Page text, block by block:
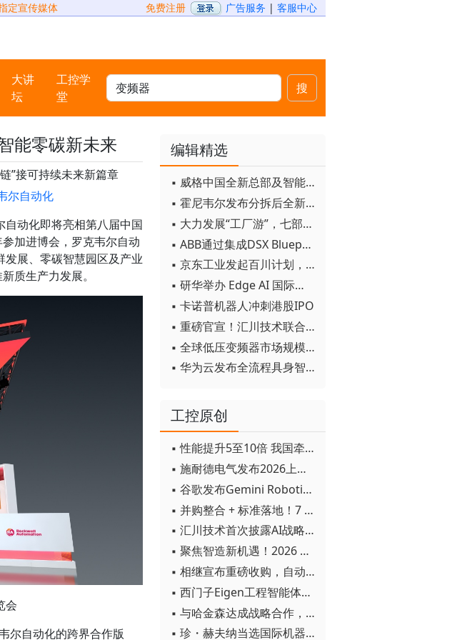
定宣传媒体 免费注册 广告服务 | 客服中心
大讲
坛
工控学
堂
搜
能零碳新未来
”接可持续未来新篇章
尔自动化
动化即将亮相第八届中国
加进博会，罗克韦尔自动
展、零碳智慧园区及产业
质生产力发展。
会
尔自动化的跨界合作版
编辑精选
▪ 威格中国全新总部及智能工厂启用
▪ 霍尼韦尔发布分拆后全新品牌：霍尼韦尔科技与霍尼韦尔航空航天
▪ 大力发展“工厂游”，七部门联合发文！
▪ ABB通过集成DSX Blueprint AI基础设施，扩大与英伟达的合作
▪ 京东工业发起百川计划， 构建工业大模型新生态
▪ 研华举办 Edge AI 国际论坛
▪ 卡诺普机器人冲刺港股IPO
▪ 重磅官宣！汇川技术联合发起 D12 联盟，开创产教融合新范式
▪ 全球低压变频器市场规模2030年将超170亿美元
▪ 华为云发布全流程具身智能开发平台CloudRobo
工控原创
▪ 性能提升5至10倍 我国牵头制定的WiTSnet工业以太网国际标准正式发布
▪ 施耐德电气发布2026上半年可持续发展成绩单 "Impact 2030"路线图开局稳健
▪ 谷歌发布Gemini Robotics 2模型 实现人形机器人全身智能控制突破
▪ 并购整合 + 标准落地！7 月工业自动化产业动态速递
▪ 汇川技术首次披露AI战略进展：从两个方面推动“AI业务化”落地
▪ 聚焦智造新机遇！2026 青岛数字化及智能制造技术论坛圆满落幕
▪ 相继宣布重磅收购，自动化巨头新一轮并购潮剑指何方？
▪ 西门子Eigen工程智能体落地中国，工业AI跨越物理世界“确定性”拐点
▪ 与哈金森达成战略合作，乐聚机器人何以持续获得工业巨头青睐？
▪ 珍・赫夫纳当选国际机器人联合会新任主席